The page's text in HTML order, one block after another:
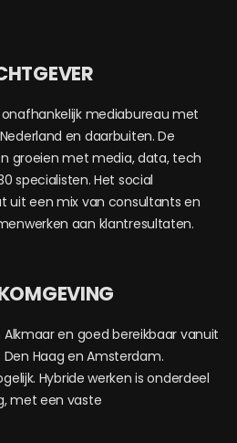
mediabureau met
en daarbuiten. De
groeien met media, data, tech
specialisten. Het social
uit een mix van consultants en
aan klantresultaten.
en goed bereikbaar vanuit
Haag en Amsterdam.
Hybride werken is onderdeel
met een vaste